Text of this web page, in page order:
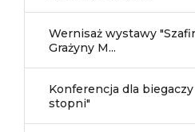
Wernisaż wystawy
Grażyny M...
Konferencja dla
stopni"